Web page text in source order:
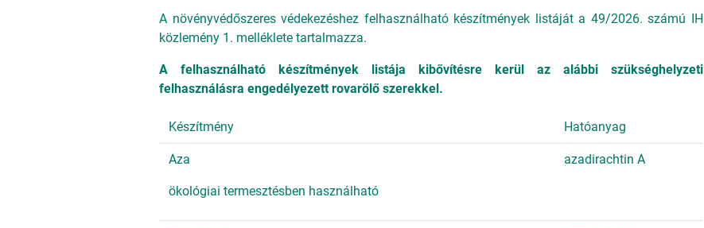
A növényvédőszeres védekezéshez felhasználható készítmények listáját a 49/2026. számú IH
közlemény 1. melléklete tartalmazza.
A felhasználható készítmények listája kibővítésre kerül az alábbi szükséghelyzeti
felhasználásra engedélyezett rovarölő szerekkel.
Készítmény Hatóanyag
Aza
ökológiai termesztésben használható
azadirachtin A